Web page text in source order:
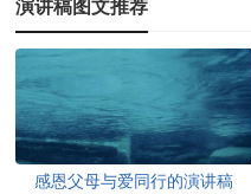
演讲稿图文推荐
感恩父母与爱同行的演讲稿